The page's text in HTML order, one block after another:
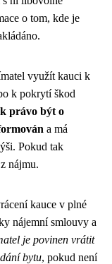
o tom, kde je
využít kauci k
k pokrytí škod
právo být o
a má
Pokud tak
nájmu.
kauce v plné
nájemní smlouvy a
je povinen vrátit
bytu, pokud není